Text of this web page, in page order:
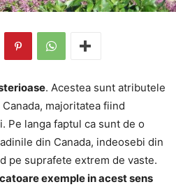
. Acestea sunt atributele
majoritatea fiind
Pe langa faptul ca sunt de o
din Canada, indeosebi din
pe suprafete extrem de vaste.
exemple in acest sens